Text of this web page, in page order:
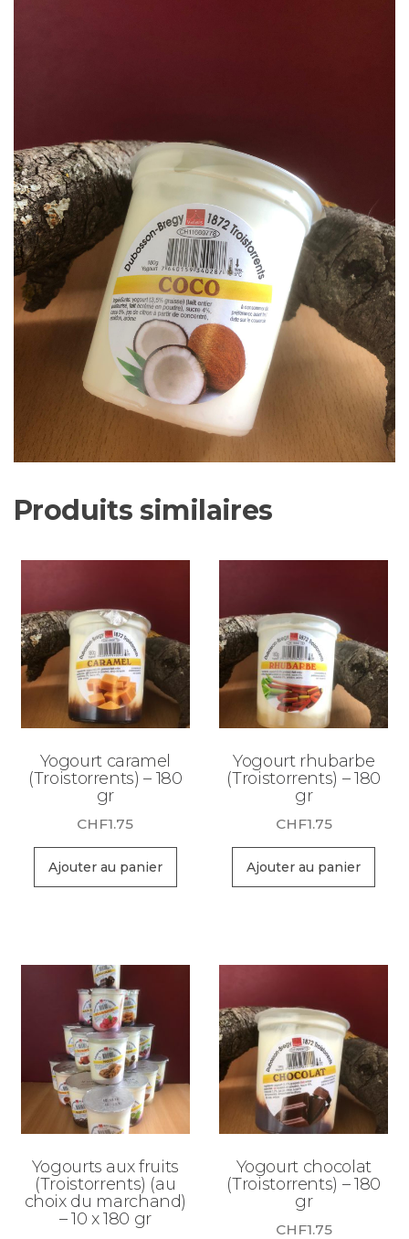
Produits similaires
Yogourt caramel
(Troistorrents) – 180
gr
CHF1.75
Ajouter au panier
Yogourt rhubarbe
(Troistorrents) – 180
gr
CHF1.75
Ajouter au panier
Yogourts aux fruits
(Troistorrents) (au
choix du marchand)
– 10 x 180 gr
Yogourt chocolat
(Troistorrents) – 180
gr
CHF1.75